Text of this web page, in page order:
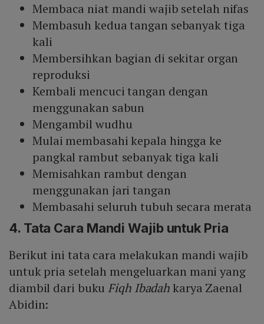
Membaca niat mandi wajib setelah nifas
Membasuh kedua tangan sebanyak tiga
kali
Membersihkan bagian di sekitar organ
reproduksi
Kembali mencuci tangan dengan
menggunakan sabun
Mengambil wudhu
Mulai membasahi kepala hingga ke
pangkal rambut sebanyak tiga kali
Memisahkan rambut dengan
menggunakan jari tangan
Membasahi seluruh tubuh secara merata
4. Tata Cara Mandi Wajib untuk Pria
Berikut ini tata cara melakukan mandi wajib
untuk pria setelah mengeluarkan mani yang
diambil dari buku Fiqh Ibadahkarya Zaenal
Abidin: